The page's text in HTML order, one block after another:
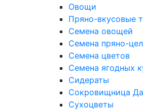
Овощи
Пряно-вкусовые
Семена овощей
Семена пряно-
Семена цветов
Семена ягодных
Сидераты
Сокровищница
Сухоцветы